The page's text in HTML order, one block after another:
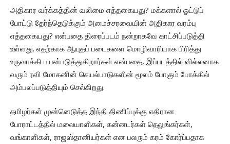
அதிகார வர்க்கத்தின் வலிமை எத்தகையது? மக்களால் ஓட்டுப்
போட்டு தேர்ந்தெடுக்கும் அமைச்சரவையின் அதிகார வரம்பு
எத்தகையது? என்பதை திரைப்படம் நன்றாகவே காட்சிப்படுத்தி
உள்ளது. எதற்காக ஆயுதப் படைகளை மொழிவாரியாக பிரித்து
உருவாக்கி பயன்படுத்துகிறார்கள் என்பதை, இப்படத்தில் வில்லனாக
வரும் ரவி மோகனின் செயல்பாடுகளின் மூலம் போகும் போக்கில்
அம்பலப்படுத்தியும் செல்கிறது.
தமிழர்கள் முன்னெடுத்த இந்தி திணிப்புக்கு எதிரான
போராட்டத்தில் மலையாளிகள், கன்னடர்கள் தெலுங்கர்கள்,
வங்காளிகள், ராஜஸ்தானியர்கள் என பலரும் கரம் கோர்ப்பதாக